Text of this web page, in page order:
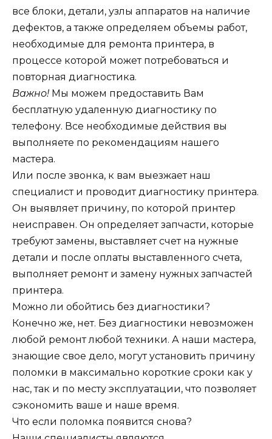
все блоки, детали, узлы аппаратов на наличие
дефектов, а также определяем объемы работ,
необходимые для ремонта принтера, в
процессе которой может потребоваться и
повторная диагностика.
Важно! Мы можем предоставить Вам
бесплатную удаленную диагностику по
телефону. Все необходимые действия вы
выполняете по рекомендациям нашего
мастера.
Или после звонка, к вам выезжает наш
специалист и проводит диагностику принтера.
Он выявляет причину, по которой принтер
неисправен. Он определяет запчасти, которые
требуют замены, выставляет счет на нужные
детали и после оплаты выставленного счета,
выполняет ремонт и замену нужных запчастей
принтера.
Можно ли обойтись без диагностики?
Конечно же, нет. Без диагностики невозможен
любой ремонт любой техники. А наши мастера,
знающие свое дело, могут установить причину
поломки в максимально короткие сроки как у
нас, так и по месту эксплуатации, что позволяет
сэкономить ваше и наше время.
Что если поломка появится снова?